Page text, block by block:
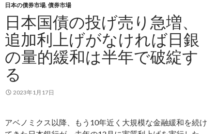
キ
ッ
プ
日本の債券市場, 債券市場
日本国債の投げ売り急増、
追加利上げがなければ日銀
の量的緩和は半年で破綻す
る
2023年1月17日
アベノミクス以降、もう10年近く大規模な金融緩和を続け